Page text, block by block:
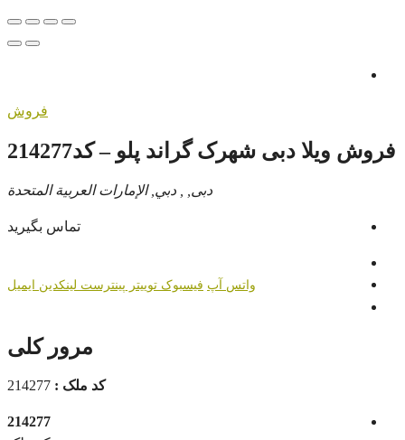
فروش
فروش ویلا دبی شهرک گراند پلو – کد214277
دبی, , دبي, الإمارات العربية المتحدة
تماس بگیرید
واتس آپ فیسبوک توییتر پینترست لینکدین ایمیل
مرور کلی
کد ملک :
214277